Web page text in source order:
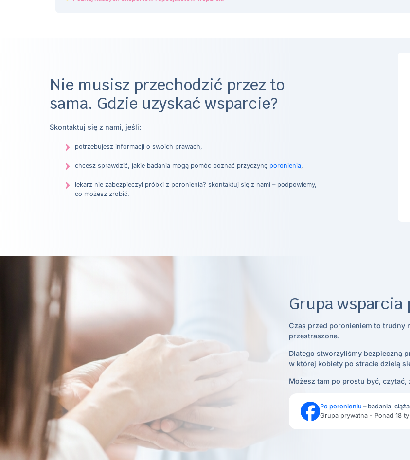
Nie musisz przechodzić przez to
sama. Gdzie uzyskać wsparcie?
Skontaktuj się z nami, jeśli:
potrzebujesz informacji o swoich prawach,
chcesz sprawdzić, jakie badania mogą pomóc poznać przyczynę poronienia,
lekarz nie zabezpieczył próbki z poronienia? skontaktuj się z nami – podpowiemy,
co możesz zrobić.
Grupa wsparcia
Czas przed poronieniem to trudny
przestraszona.
Dlatego stworzyliśmy bezpieczną
w której kobiety po stracie dzielą
Możesz tam po prostu być, czytać,
Po poronieniu – badania,
Grupa prywatna - Ponad 18